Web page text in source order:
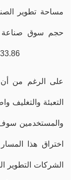
مساحة تطوير
حجم سوق صناعة
على الرغم من أن
التعبئة والتغليف
والمستخدمين
اختراق هذا
الشركات التطوير